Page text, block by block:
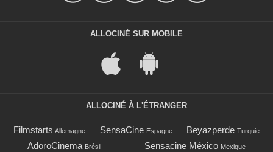
ALLOCINÉ SUR MOBILE
ALLOCINÉ À L'ÉTRANGER
Filmstarts Allemagne SensaCine Espagne Beyazperde Turquie
AdoroCinema Brésil Sensacine México Mexique